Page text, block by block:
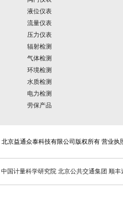
液位仪表
流量仪表
压力仪表
辐射检测
气体检测
环境检测
水质检测
电力检测
劳保产品
北京益通众泰科技有限公司版权所有 营业执
中国计量科学研究院 北京公共交通集团 顺丰